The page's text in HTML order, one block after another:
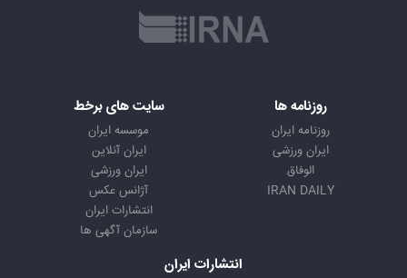
روزنامه ها
روزنامه ایران
ایران ورزشی
الوفاق
IRAN DAILY
سایت های برخط
موسسه ایران
ایران آنلاین
ایران ورزشی
آژانس عکس
انتشارات ایران
سازمان آگهی ها
انتشارات ایران